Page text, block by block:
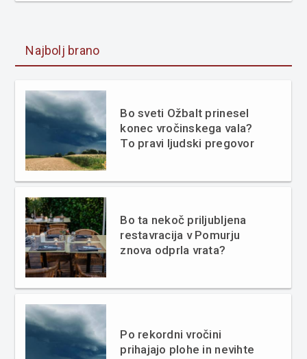
Najbolj brano
Bo sveti Ožbalt prinesel
konec vročinskega vala?
To pravi ljudski pregovor
Bo ta nekoč priljubljena
restavracija v Pomurju
znova odprla vrata?
Po rekordni vročini
prihajajo plohe in nevihte